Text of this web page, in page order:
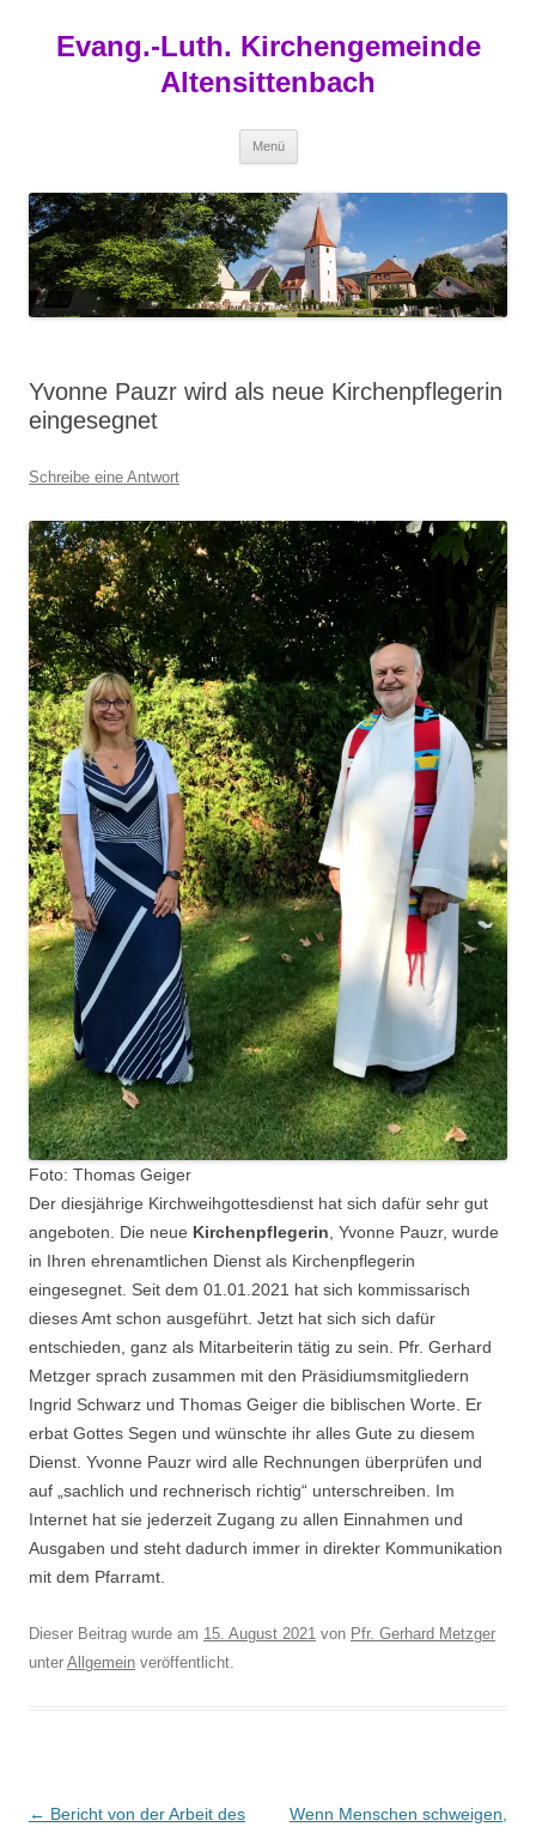
springen
Evang.-Luth. Kirchengemeinde
Altensittenbach
Menü
Yvonne Pauzr wird als neue Kirchenpflegerin
eingesegnet
Schreibe eine Antwort
Foto: Thomas Geiger
Der diesjährige Kirchweihgottesdienst hat sich dafür sehr gut
angeboten. Die neue Kirchenpflegerin , Yvonne Pauzr, wurde
in Ihren ehrenamtlichen Dienst als Kirchenpflegerin
eingesegnet. Seit dem 01.01.2021 hat sich kommissarisch
dieses Amt schon ausgeführt. Jetzt hat sich sich dafür
entschieden, ganz als Mitarbeiterin tätig zu sein. Pfr. Gerhard
Metzger sprach zusammen mit den Präsidiumsmitgliedern
Ingrid Schwarz und Thomas Geiger die biblischen Worte. Er
erbat Gottes Segen und wünschte ihr alles Gute zu diesem
Dienst. Yvonne Pauzr wird alle Rechnungen überprüfen und
auf „sachlich und rechnerisch richtig“ unterschreiben. Im
Internet hat sie jederzeit Zugang zu allen Einnahmen und
Ausgaben und steht dadurch immer in direkter Kommunikation
mit dem Pfarramt.
Dieser Beitrag wurde am 15. August 2021 von Pfr. Gerhard Metzger
unter Allgemein veröffentlicht.
Beitragsnavigation
← Bericht von der Arbeit des
Wenn Menschen schweigen,